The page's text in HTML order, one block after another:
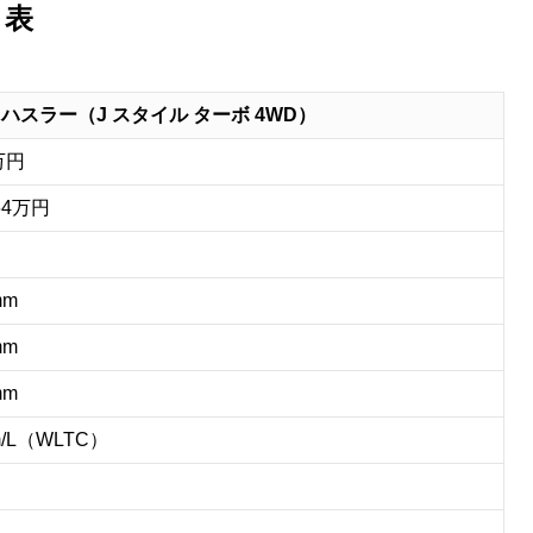
スラー（J スタイル ターボ 4WD）
円
万円
（WLTC）